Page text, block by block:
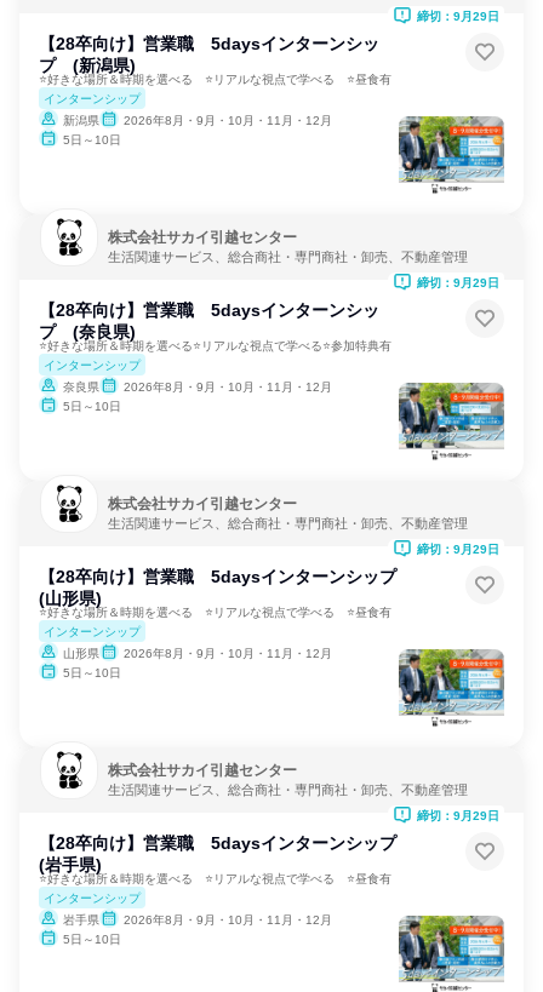
【28卒向け】営業職 5daysインターンシッ
プ (新潟県)
⭐好きな場所＆時期を選べる ⭐リアルな視点で学べる ⭐昼食有
インターンシップ
新潟県
2026年8月・9月・10月・11月・12月
5日～10日
締切：9月29日
株式会社サカイ引越センター
生活関連サービス、総合商社・専門商社・卸売、不動産管理
【28卒向け】営業職 5daysインターンシッ
プ (奈良県)
⭐好きな場所＆時期を選べる⭐リアルな視点で学べる⭐参加特典有
インターンシップ
奈良県
2026年8月・9月・10月・11月・12月
5日～10日
締切：9月29日
株式会社サカイ引越センター
生活関連サービス、総合商社・専門商社・卸売、不動産管理
【28卒向け】営業職 5daysインターンシップ
(山形県)
⭐好きな場所＆時期を選べる ⭐リアルな視点で学べる ⭐昼食有
インターンシップ
山形県
2026年8月・9月・10月・11月・12月
5日～10日
締切：9月29日
株式会社サカイ引越センター
生活関連サービス、総合商社・専門商社・卸売、不動産管理
【28卒向け】営業職 5daysインターンシップ
(岩手県)
⭐好きな場所＆時期を選べる ⭐リアルな視点で学べる ⭐昼食有
インターンシップ
岩手県
2026年8月・9月・10月・11月・12月
5日～10日
締切：9月29日